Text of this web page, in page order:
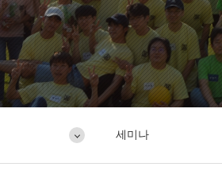
세미나